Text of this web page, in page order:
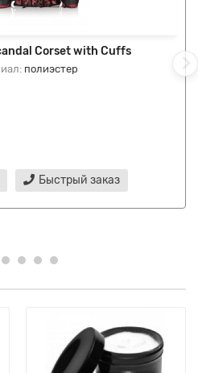
Corset with Cuffs
полиэстер
Быстрый заказ